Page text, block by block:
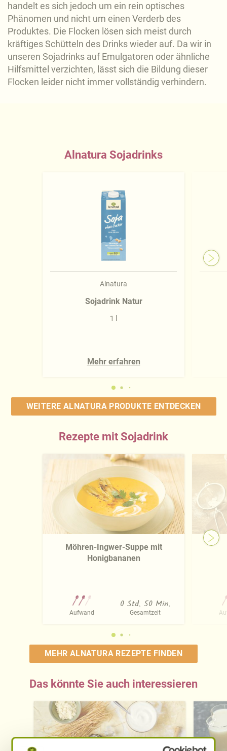
handelt es sich jedoch um ein rein optisches
Phänomen und nicht um einen Verderb des
Produktes. Die Flocken lösen sich meist durch
kräftiges Schütteln des Drinks wieder auf. Da wir in
unseren Sojadrinks auf Emulgatoren oder ähnliche
Hilfsmittel verzichten, lässt sich die Bildung dieser
Flocken leider nicht immer vollständig verhindern.
Alnatura Sojadrinks
Alnatura
Sojadrink Natur
1 l
Mehr erfahren
WEITERE ALNATURA PRODUKTE ENTDECKEN
Rezepte mit Sojadrink
Möhren-Ingwer-Suppe mit
Honigbananen
Aufwand
0 Std. 50 Min.
Gesamtzeit
MEHR ALNATURA REZEPTE FINDEN
Das könnte Sie auch interessieren